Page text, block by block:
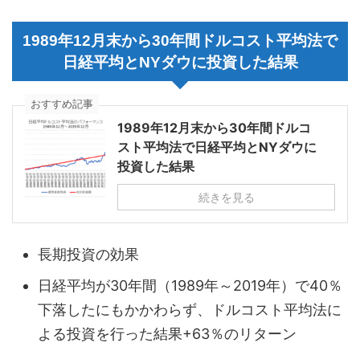
1989年12月末から30年間ドルコスト平均法で
日経平均とNYダウに投資した結果
おすすめ記事
1989年12月末から30年間ドルコ
スト平均法で日経平均とNYダウに
投資した結果
続きを見る
長期投資の効果
日経平均が30年間（1989年～2019年）で40％
下落したにもかかわらず、ドルコスト平均法に
よる投資を行った結果+63％のリターン